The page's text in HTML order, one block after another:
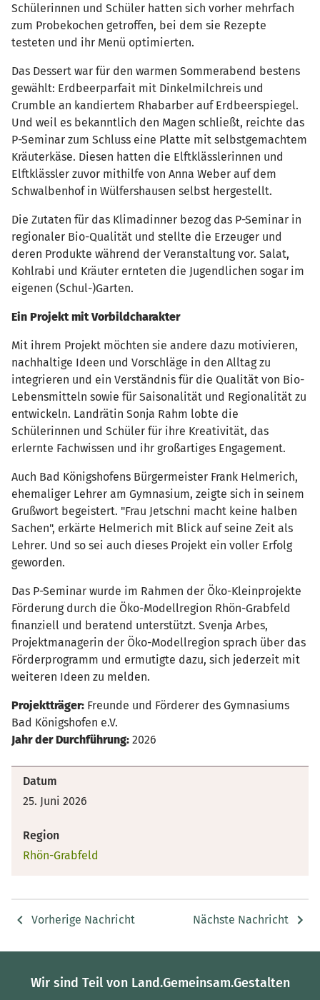
Schülerinnen und Schüler hatten sich vorher mehrfach
zum Probekochen getroffen, bei dem sie Rezepte
testeten und ihr Menü optimierten.
Das Dessert war für den warmen Sommerabend bestens
gewählt: Erdbeerparfait mit Dinkelmilchreis und
Crumble an kandiertem Rhabarber auf Erdbeerspiegel.
Und weil es bekanntlich den Magen schließt, reichte das
P-Seminar zum Schluss eine Platte mit selbstgemachtem
Kräuterkäse. Diesen hatten die Elftklässlerinnen und
Elftklässler zuvor mithilfe von Anna Weber auf dem
Schwalbenhof in Wülfershausen selbst hergestellt.
Die Zutaten für das Klimadinner bezog das P-Seminar in
regionaler Bio-Qualität und stellte die Erzeuger und
deren Produkte während der Veranstaltung vor. Salat,
Kohlrabi und Kräuter ernteten die Jugendlichen sogar im
eigenen (Schul-)Garten.
Ein Projekt mit Vorbildcharakter
Mit ihrem Projekt möchten sie andere dazu motivieren,
nachhaltige Ideen und Vorschläge in den Alltag zu
integrieren und ein Verständnis für die Qualität von Bio-
Lebensmitteln sowie für Saisonalität und Regionalität zu
entwickeln. Landrätin Sonja Rahm lobte die
Schülerinnen und Schüler für ihre Kreativität, das
erlernte Fachwissen und ihr großartiges Engagement.
Auch Bad Königshofens Bürgermeister Frank Helmerich,
ehemaliger Lehrer am Gymnasium, zeigte sich in seinem
Grußwort begeistert. "Frau Jetschni macht keine halben
Sachen", erkärte Helmerich mit Blick auf seine Zeit als
Lehrer. Und so sei auch dieses Projekt ein voller Erfolg
geworden.
Das P-Seminar wurde im Rahmen der Öko-Kleinprojekte
Förderung durch die Öko-Modellregion Rhön-Grabfeld
finanziell und beratend unterstützt. Svenja Arbes,
Projektmanagerin der Öko-Modellregion sprach über das
Förderprogramm und ermutigte dazu, sich jederzeit mit
weiteren Ideen zu melden.
Projektträger: Freunde und Förderer des Gymnasiums
Bad Königshofen e.V.
Jahr der Durchführung: 2026
Datum
25. Juni 2026
Region
Rhön-Grabfeld
Vorherige Nachricht Nächste Nachricht
Wir sind Teil von Land.Gemeinsam.Gestalten